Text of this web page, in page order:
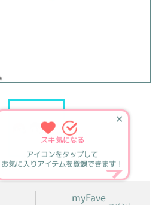
✕
スキ気になる
アイコンをタップして
お気に入りアイテムを登録できます！
myFave